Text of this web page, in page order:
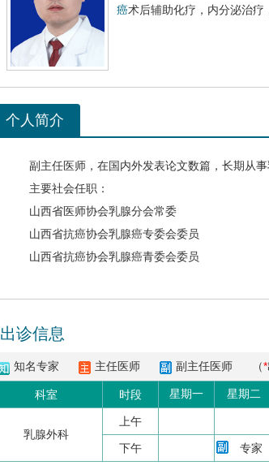
癌术后辅助化疗，内分泌治疗
个人简介
副主任医师，在国内外发表论文数篇，长期从事
主要社会任职：
山西省医师协会乳腺分会常委
山西省抗癌协会乳腺癌专委会委员
山西省抗癌协会乳腺癌青委会委员
出诊信息
知名专家 主任医师 副主任医师 （*
科室 时段 星期一 星期二
乳腺外科
上午
下午 专家